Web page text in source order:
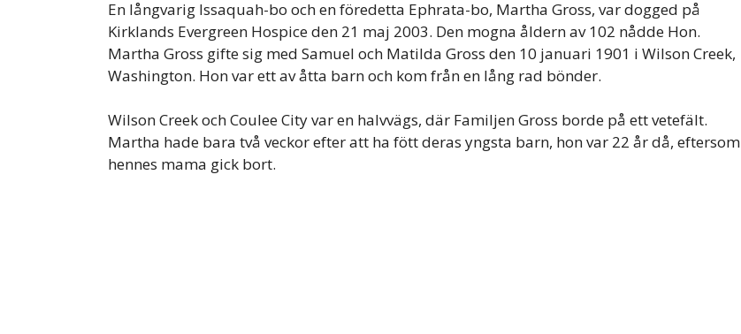
En långvarig Issaquah-bo och en föredetta Ephrata-bo, Martha Gross, var dogged på
Kirklands Evergreen Hospice den 21 maj 2003. Den mogna åldern av 102 nådde Hon.
Martha Gross gifte sig med Samuel och Matilda Gross den 10 januari 1901 i Wilson Creek,
Washington. Hon var ett av åtta barn och kom från en lång rad bönder.
Wilson Creek och Coulee City var en halvvägs, där Familjen Gross borde på ett vetefält.
Martha hade bara två veckor efter att ha fött deras yngsta barn, hon var 22 år då, eftersom
hennes mama gick bort.